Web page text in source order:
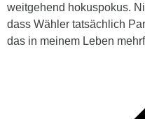
weitgehend hokuspokus.
dass Wähler tatsächlich
das in meinem Leben